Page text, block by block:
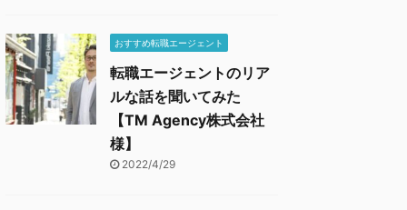
おすすめ転職エージェント
転職エージェントのリア
ルな話を聞いてみた
【TM Agency株式会社
様】
2022/4/29